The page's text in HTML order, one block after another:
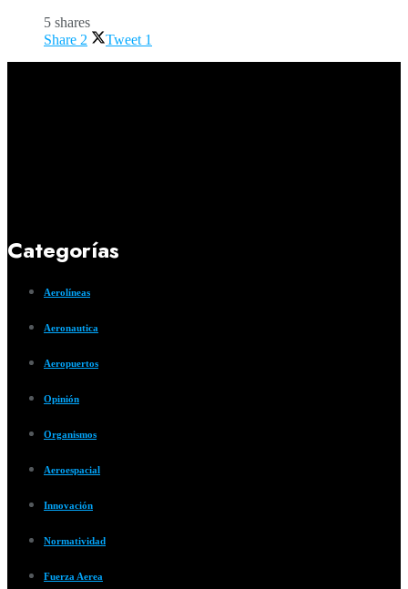
5 shares
Share 2 Tweet 1
Categorías
Aerolíneas
Aeronautica
Aeropuertos
Opinión
Organismos
Aeroespacial
Innovación
Normatividad
Fuerza Aerea